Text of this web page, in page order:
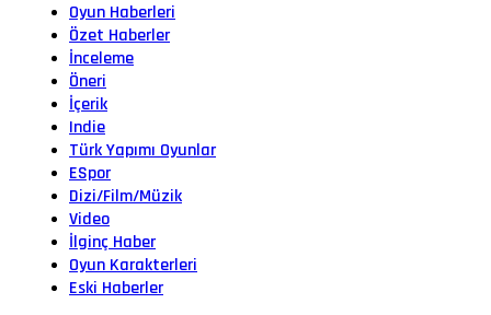
Oyun Haberleri
Özet Haberler
İnceleme
Öneri
İçerik
Indie
Türk Yapımı Oyunlar
ESpor
Dizi/Film/Müzik
Video
İlginç Haber
Oyun Karakterleri
Eski Haberler